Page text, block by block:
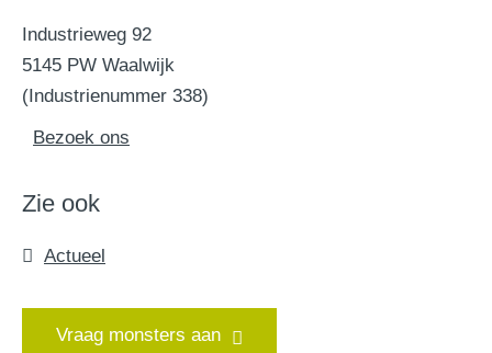
Industrieweg 92
5145 PW Waalwijk
(Industrienummer 338)
Bezoek ons
Zie ook
Actueel
Vraag monsters aan